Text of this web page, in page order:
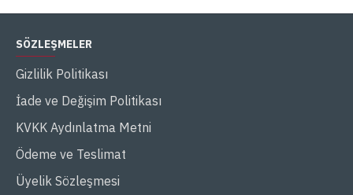
SÖZLEŞMELER
Gizlilik Politikası
İade ve Değişim Politikası
KVKK Aydınlatma Metni
Ödeme ve Teslimat
Üyelik Sözleşmesi